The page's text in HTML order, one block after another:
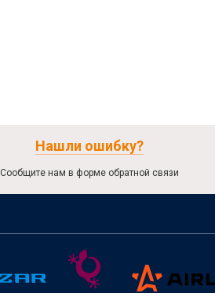
Нашли ошибку?
Сообщите нам в форме обратной связи